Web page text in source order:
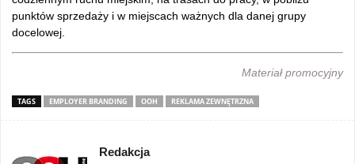
punktów sprzedaży i w miejscach ważnych dla danej grupy
docelowej.
Materiał promocyjny
TAGS EMPLOYER BRANDING OOH REKLAMA ZEWNĘTRZNA
Redakcja